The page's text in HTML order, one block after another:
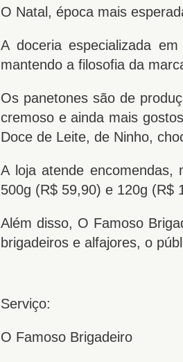
O Natal, época mais
A doceria especializada
mantendo a filosofia da
Os panetones são de
cremoso e ainda mais
Doce de Leite, de Ninho,
A loja atende encomendas,
500g (R$ 59,90) e 120g (R$
Além disso, O Famoso
brigadeiros e alfajores, o
Serviço:
O Famoso Brigadeiro